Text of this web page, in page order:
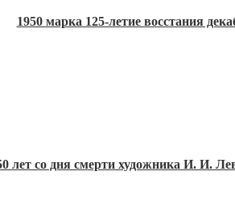
1950 марка 125-летие восстания
лет со дня смерти художника И. И.